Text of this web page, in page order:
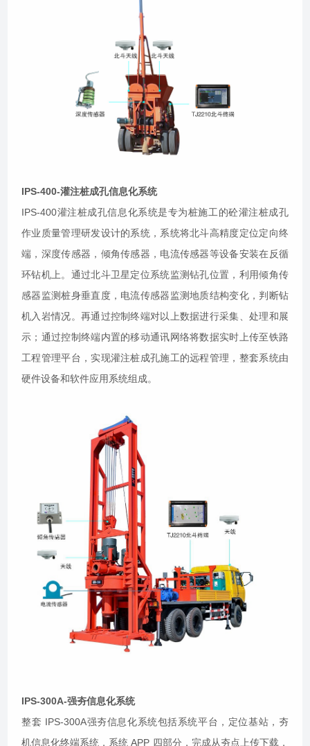
IPS-400-灌注桩成孔信息化系统
IPS-400灌注桩成孔信息化系统是专为桩施工的砼灌注桩成孔
作业质量管理研发设计的系统，系统将北斗高精度定位定向终
端，深度传感器，倾角传感器，电流传感器等设备安装在反循
环钻机上。通过北斗卫星定位系统监测钻孔位置，利用倾角传
感器监测桩身垂直度，电流传感器监测地质结构变化，判断钻
机入岩情况。再通过控制终端对以上数据进行采集、处理和展
示；通过控制终端内置的移动通讯网络将数据实时上传至铁路
工程管理平台，实现灌注桩成孔施工的远程管理，整套系统由
硬件设备和软件应用系统组成。
IPS-300A-强夯信息化系统
整套 IPS-300A强夯信息化系统包括系统平台，定位基站，夯
机信息化终端系统，系统 APP 四部分，完成从夯点上传下载，